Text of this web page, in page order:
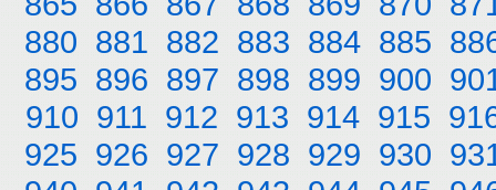
880 881 882 883 884 885
895 896 897 898 899 900
910 911 912 913 914 915
925 926 927 928 929 930